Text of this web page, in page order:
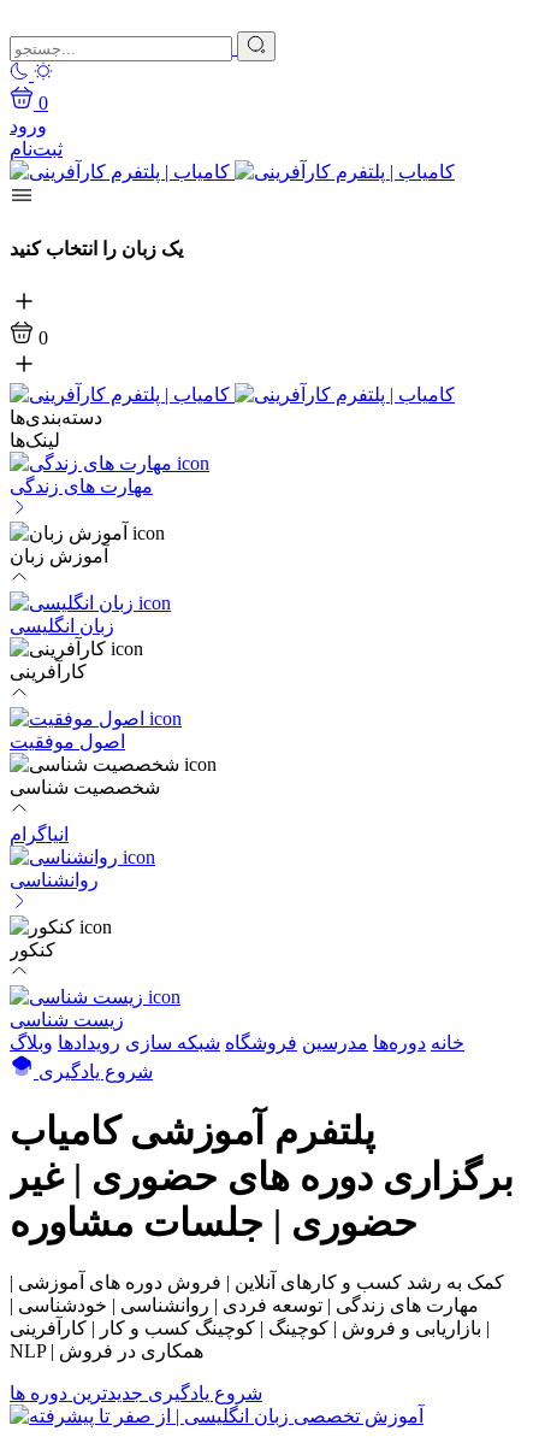
0
ورود
ثبت‌نام
یک زبان را انتخاب کنید
0
دسته‌بندی‌ها
لینک‌ها
مهارت های زندگی
آموزش زبان
زبان انگلیسی
کارآفرینی
اصول موفقیت
شخصصیت شناسی
انیاگرام
روانشناسی
کنکور
زیست شناسی
خانه دوره‌ها مدرسین فروشگاه شبکه سازی رویداد‌ها وبلاگ
شروع یادگیری
پلتفرم آموزشی کامیاب
برگزاری دوره های حضوری | غیر
حضوری | جلسات مشاوره
کمک به رشد کسب و کارهای آنلاین | فروش دوره های آموزشی |
مهارت های زندگی | توسعه فردی | روانشناسی | خودشناسی |
بازاریابی و فروش | کوچینگ | کوچینگ کسب و کار | کارآفرینی |
NLP | همکاری در فروش
شروع یادگیری جدیدترین دوره ها